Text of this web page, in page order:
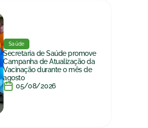
Saúde
Secretaria de Saúde promove
Campanha de Atualização da
Vacinação durante o mês de
agosto
05/08/2026